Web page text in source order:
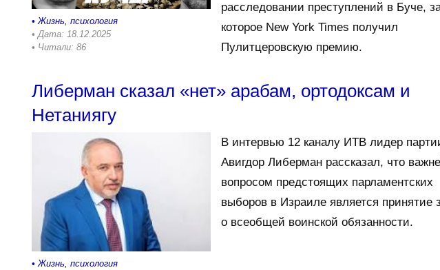
•Жизнь, психология
• Дата: 18.12.2025
• Читали: 86
расследовании преступлений в Буче,
которое New York Times получил
Пулитцеровскую премию.
Либерман сказал «нет» арабам, ортодоксам и
Нетаниягу
• Жизнь, психология
В интервью 12 каналу ИТВ лидер
Авигдор Либерман рассказал, что
вопросом предстоящих парламентских
выборов в Израиле является принятие
о всеобщей воинской обязанности.